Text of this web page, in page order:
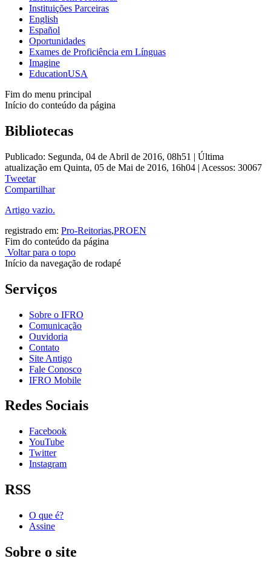
Instituições Parceiras
English
Español
Oportunidades
Exames de Proficiência em Línguas
Imagine
EducationUSA
Fim do menu principal
Início do conteúdo da página
Bibliotecas
Publicado: Segunda, 04 de Abril de 2016, 08h51 | Última
atualização em Quinta, 05 de Mai de 2016, 16h04 | Acessos: 30067
Tweetar
Compartilhar
Artigo vazio.
registrado em: Pro-Reitorias,PROEN
Fim do conteúdo da página
Voltar para o topo
Início da navegação de rodapé
Serviços
Sobre o IFRO
Comunicação
Ouvidoria
Contato
Site Antigo
Fale Conosco
IFRO Mobile
Redes Sociais
Facebook
YouTube
Twitter
Instagram
RSS
O que é?
Assine
Sobre o site